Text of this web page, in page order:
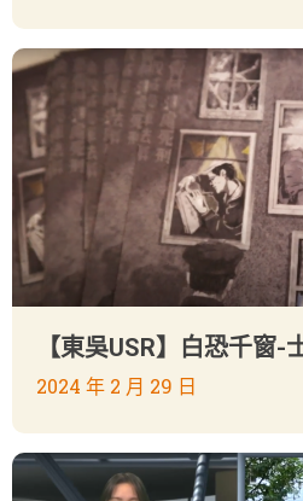
【東吳USR】白恐千窗
2024 年 2 月 29 日